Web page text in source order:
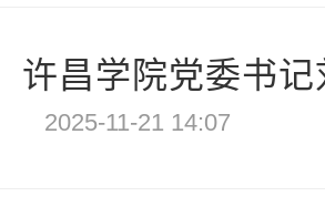
许昌学院党委书
2025-11-21 14:07